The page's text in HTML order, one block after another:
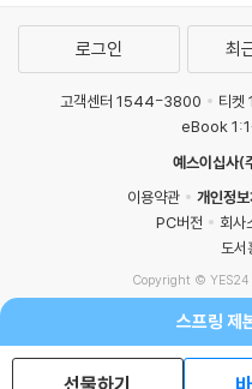
SECTION 2 칭찬은 좋은 관계의
UNIT 2 소셜미디어(SNS) 댓글
UNIT 3 자주 쓰면 좋은 긍정 피드
UNIT 4 조심해야 하는 칭찬
이생로라’s Tip 품격 있는 영어란?
Section 2 대화 현장에 적용하기
SECTION 3 매너는 습관이다
UNIT 1 말에 일머리 더하기
UNIT 2 쿠션어 사용하기
UNIT 3 무례 vs. 신중의 차이
스프링 제
선물하기
로그인 최
고객센터 1544-3800 티
eBook 1:1
예스이십사(
이용약관
개인정
PC버전
회사
도서
Copyright © YES24
MATOM5